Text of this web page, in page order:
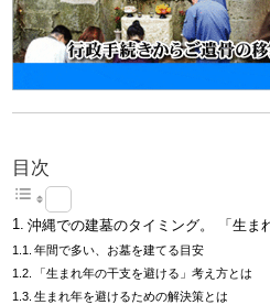
目次
沖縄での建墓のタイミング。 「生ま
年間で多い、お墓を建てる目安
「生まれ年の干支を避ける」考え方とは
生まれ年を避けるための解決策とは